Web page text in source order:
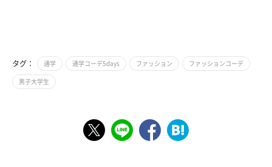
タグ： 通学 通学コーデ5days ファッション ファッションコーデ
男子大学生